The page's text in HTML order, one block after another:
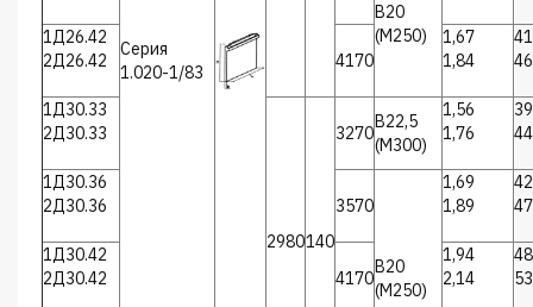
Серия
1.020-1/83
В20
(М250)
1Д26.42
2Д26.42
4170
1,67
1,84
1Д30.33
2Д30.33
2980140
3270
В22,5
(М300)
1,56
1,76
1Д30.36
2Д30.36
3570
В20
(М250)
1,69
1,89
1Д30.42
2Д30.42
4170
1,94
2,14